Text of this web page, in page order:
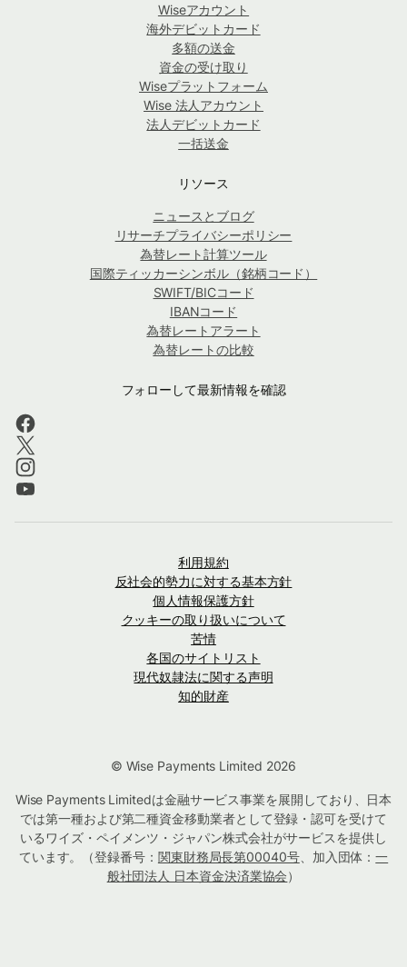
Wiseアカウント
海外デビットカード
多額の送金
資金の受け取り
Wiseプラットフォーム
Wise 法人アカウント
法人デビットカード
一括送金
リソース
ニュースとブログ
リサーチプライバシーポリシー
為替レート計算ツール
国際ティッカーシンボル（銘柄コード）
SWIFT/BICコード
IBANコード
為替レートアラート
為替レートの比較
フォローして最新情報を確認
利用規約
反社会的勢力に対する基本方針
個人情報保護方針
クッキーの取り扱いについて
苦情
各国のサイトリスト
現代奴隷法に関する声明
知的財産
© Wise Payments Limited 2026
Wise Payments Limitedは金融サービス事業を展開しており、日本
では第一種および第二種資金移動業者として登録・認可を受けて
いるワイズ・ペイメンツ・ジャパン株式会社がサービスを提供し
ています。（登録番号： 関東財務局長第00040号、加入団体：一
般社団法人 日本資金決済業協会）